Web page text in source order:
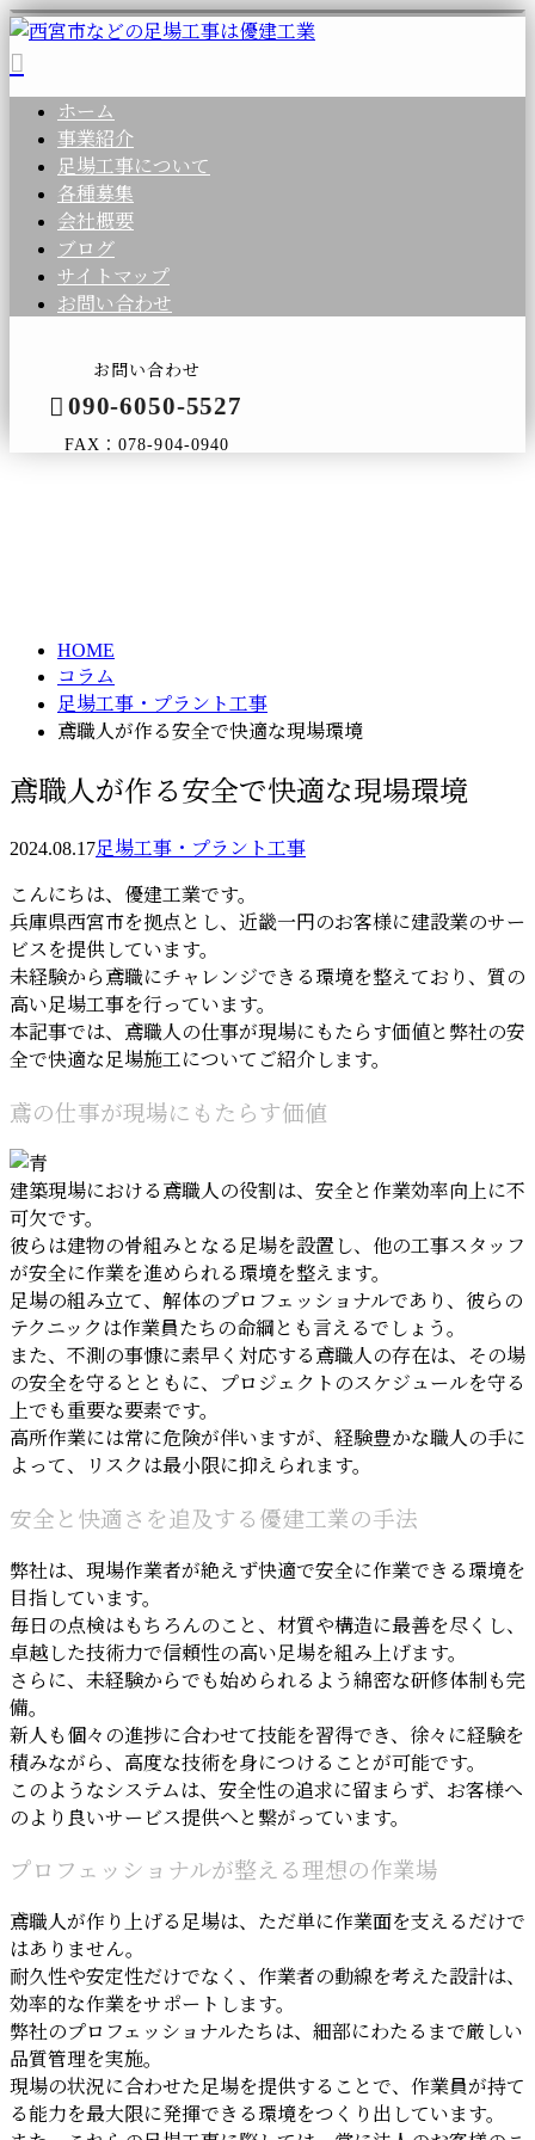
ホーム
事業紹介
足場工事について
各種募集
会社概要
ブログ
サイトマップ
お問い合わせ
お問い合わせ
090-6050-5527
FAX：078-904-0940
HOME
コラム
足場工事・プラント工事
鳶職人が作る安全で快適な現場環境
鳶職人が作る安全で快適な現場環境
2024.08.17足場工事・プラント工事
こんにちは、優建工業です。
兵庫県西宮市を拠点とし、近畿一円のお客様に建設業のサー
ビスを提供しています。
未経験から鳶職にチャレンジできる環境を整えており、質の
高い足場工事を行っています。
本記事では、鳶職人の仕事が現場にもたらす価値と弊社の安
全で快適な足場施工についてご紹介します。
鳶の仕事が現場にもたらす価値
建築現場における鳶職人の役割は、安全と作業効率向上に不
可欠です。
彼らは建物の骨組みとなる足場を設置し、他の工事スタッフ
が安全に作業を進められる環境を整えます。
足場の組み立て、解体のプロフェッショナルであり、彼らの
テクニックは作業員たちの命綱とも言えるでしょう。
また、不測の事慷に素早く対応する鳶職人の存在は、その場
の安全を守るとともに、プロジェクトのスケジュールを守る
上でも重要な要素です。
高所作業には常に危険が伴いますが、経験豊かな職人の手に
よって、リスクは最小限に抑えられます。
安全と快適さを追及する優建工業の手法
弊社は、現場作業者が絶えず快適で安全に作業できる環境を
目指しています。
毎日の点検はもちろんのこと、材質や構造に最善を尽くし、
卓越した技術力で信頼性の高い足場を組み上げます。
さらに、未経験からでも始められるよう綿密な研修体制も完
備。
新人も個々の進捗に合わせて技能を習得でき、徐々に経験を
積みながら、高度な技術を身につけることが可能です。
このようなシステムは、安全性の追求に留まらず、お客様へ
のより良いサービス提供へと繋がっています。
プロフェッショナルが整える理想の作業場
鳶職人が作り上げる足場は、ただ単に作業面を支えるだけで
はありません。
耐久性や安定性だけでなく、作業者の動線を考えた設計は、
効率的な作業をサポートします。
弊社のプロフェッショナルたちは、細部にわたるまで厳しい
品質管理を実施。
現場の状況に合わせた足場を提供することで、作業員が持て
る能力を最大限に発揮できる環境をつくり出しています。